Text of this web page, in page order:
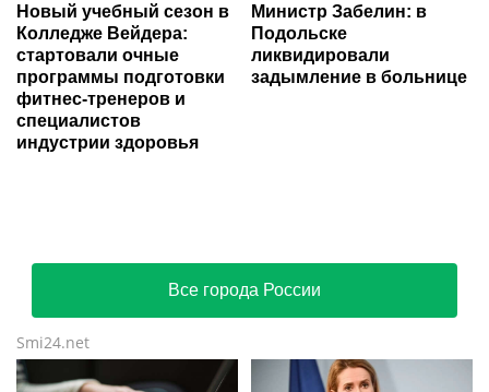
Новый учебный сезон в
Колледже Вейдера:
стартовали очные
программы подготовки
фитнес-тренеров и
специалистов
индустрии здоровья
Министр Забелин: в
Подольске
ликвидировали
задымление в больнице
Все города России
Smi24.net